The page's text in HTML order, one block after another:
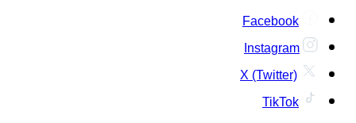
Facebook
Instagram
X (Twitter)
TikTok